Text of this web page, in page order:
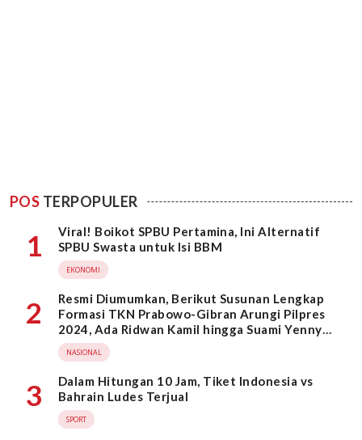
POS TERPOPULER
1
Viral! Boikot SPBU Pertamina, Ini Alternatif
SPBU Swasta untuk Isi BBM
EKONOMI
2
Resmi Diumumkan, Berikut Susunan Lengkap
Formasi TKN Prabowo-Gibran Arungi Pilpres
2024, Ada Ridwan Kamil hingga Suami Yenny
Wahid
NASIONAL
3
Dalam Hitungan 10 Jam, Tiket Indonesia vs
Bahrain Ludes Terjual
SPORT